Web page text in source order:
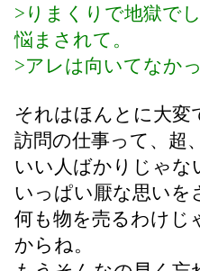
>りまくりで地獄で
悩まされて。
>アレは向いてなか
それはほんとに大変
訪問の仕事って、超
いい人ばかりじゃな
いっぱい厭な思いを
何も物を売るわけじ
からね。